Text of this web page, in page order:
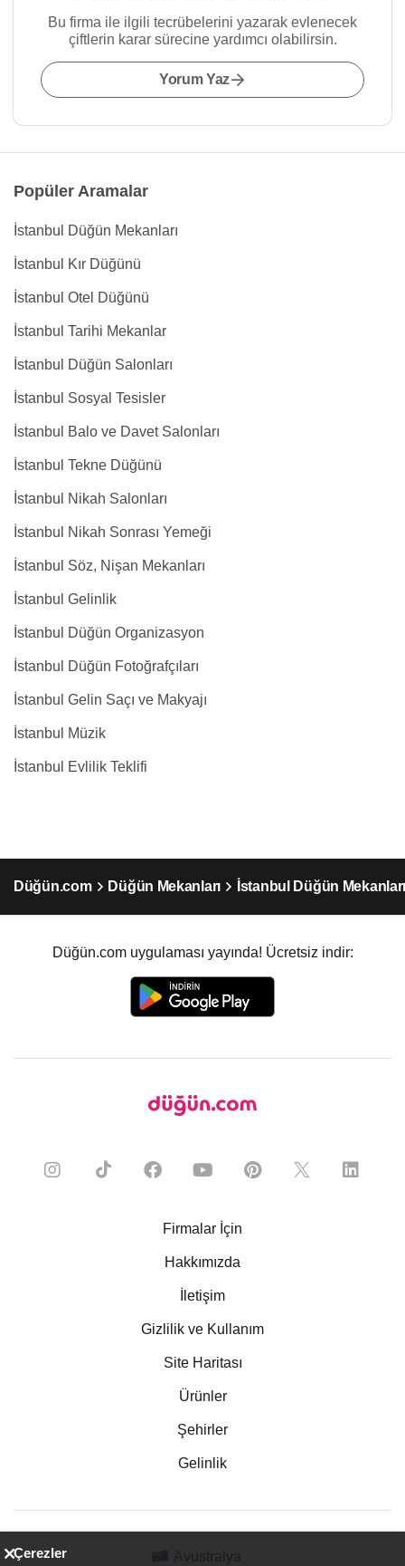
Bu firma ile ilgili tecrübelerini yazarak evlenecek
çiftlerin karar sürecine yardımcı olabilirsin.
Yorum Yaz
Popüler Aramalar
İstanbul Düğün Mekanları
İstanbul Kır Düğünü
İstanbul Otel Düğünü
İstanbul Tarihi Mekanlar
İstanbul Düğün Salonları
İstanbul Sosyal Tesisler
İstanbul Balo ve Davet Salonları
İstanbul Tekne Düğünü
İstanbul Nikah Salonları
İstanbul Nikah Sonrası Yemeği
İstanbul Söz, Nişan Mekanları
İstanbul Gelinlik
İstanbul Düğün Organizasyon
İstanbul Düğün Fotoğrafçıları
İstanbul Gelin Saçı ve Makyajı
İstanbul Müzik
İstanbul Evlilik Teklifi
Düğün.com Düğün Mekanları İstanbul Düğün
Düğün.com uygulaması yayında! Ücretsiz indir:
Firmalar İçin
Hakkımızda
İletişim
Gizlilik ve Kullanım
Site Haritası
Ürünler
Şehirler
Gelinlik
Çerezler